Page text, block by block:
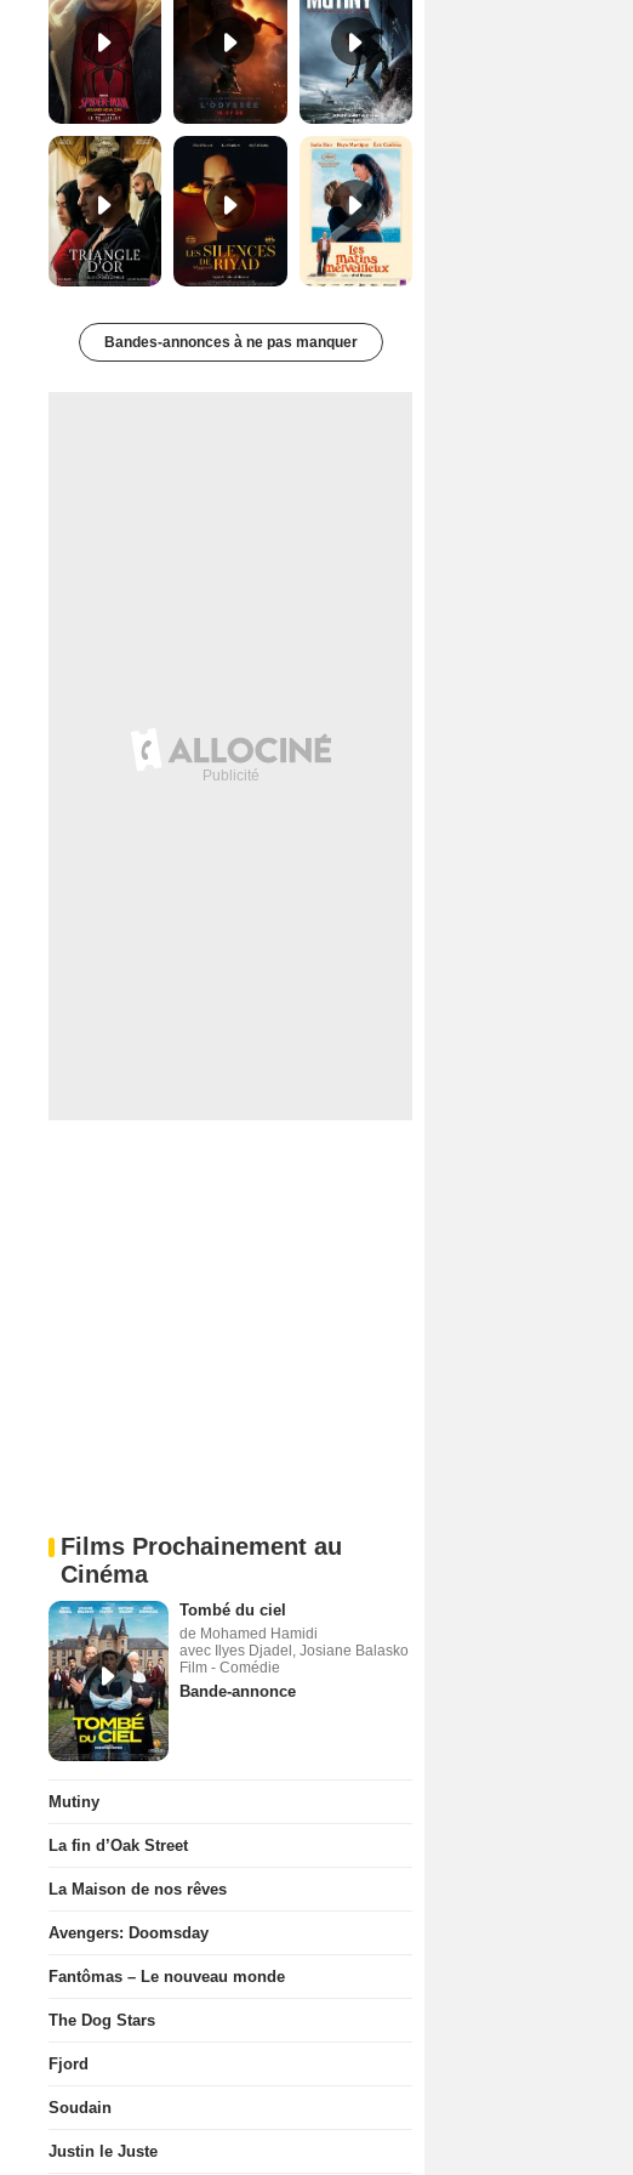
Les Silences de Riyad Bande-annonce VO STFR Les Matins merveilleux Bande-annonce VF
Bandes-annonces à ne pas manquer
Films Prochainement au
Cinéma
Tombé du ciel
de Mohamed Hamidi
avec Ilyes Djadel, Josiane Balasko
Film - Comédie
Bande-annonce
Mutiny
La fin d’Oak Street
La Maison de nos rêves
Avengers: Doomsday
Fantômas – Le nouveau monde
The Dog Stars
Fjord
Soudain
Justin le Juste